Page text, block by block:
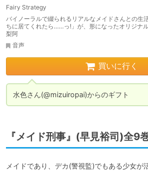
Fairy Strategy
バイノーラルで綴られるリアルなメイドさんとの生
ちに居てくれたら……っ!」が、形になったオリジナ
梨阿
音声
買いに行く
水色さん(@mizuiropai)からのギフト
『メイド刑事』(早見裕司)全9
メイドであり、デカ(警視監)でもある少女が